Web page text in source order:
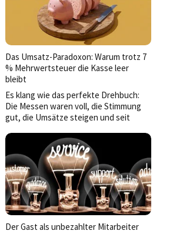
Das Umsatz-Paradoxon: Warum trotz 7
% Mehrwertsteuer die Kasse leer
bleibt
Es klang wie das perfekte Drehbuch:
Die Messen waren voll, die Stimmung
gut, die Umsätze steigen und seit
den 7 Prozent Umsatzsteuer auf
Speisen.
Der Gast als unbezahlter Mitarbeiter